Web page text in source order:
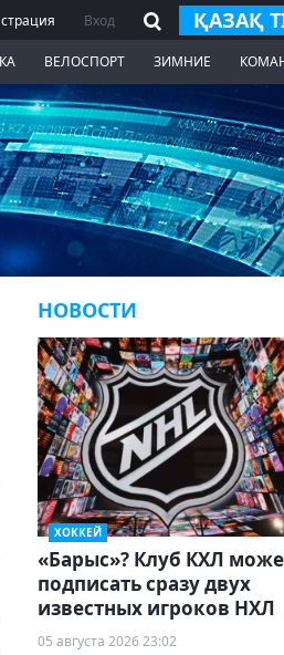
Вход ҚАЗАҚ
ВЕЛОСПОРТ ЗИМНИЕ
НОВОСТИ
ХОККЕЙ
«Барыс»? Клуб КХЛ
подписать сразу двух
известных игроков НХЛ
05 августа 2026 23:02